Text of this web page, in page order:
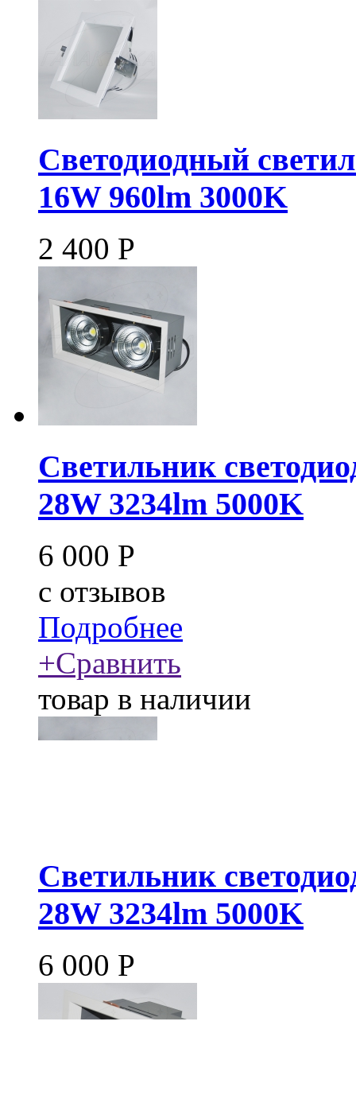
Светодиодный
16W 960lm 3000K
2 400 Р
Светильник
28W 3234lm 5000K
6 000 Р
c отзывов
Подробнее
+Сравнить
товар в наличии
Светильник
28W 3234lm 5000K
6 000 Р